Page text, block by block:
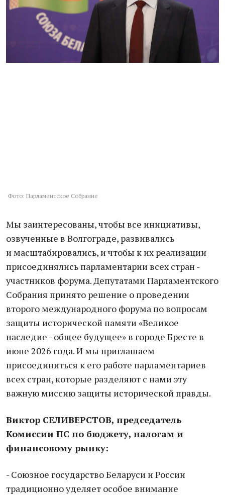
Фото: Парламентское Собрание
Мы заинтересованы, чтобы все инициативы,
озвученные в Волгограде, развивались
и масштабировались, и чтобы к их реализации
присоединялись парламентарии всех стран -
участников форума. Депутатами Парламентского
Собрания принято решение о проведении
второго международного форума по вопросам
защиты исторической памяти «Великое
наследие - общее будущее» в городе Бресте в
июне 2026 года. И мы приглашаем
присоединиться к его работе парламентариев
всех стран, которые разделяют с нами эту
важную миссию защиты исторической правды.
Виктор СЕЛИВЕРСТОВ, председатель
Комиссии ПС по бюджету, налогам и
финансовому рынку:
- Союзное государство Беларуси и России
традиционно уделяет особое внимание